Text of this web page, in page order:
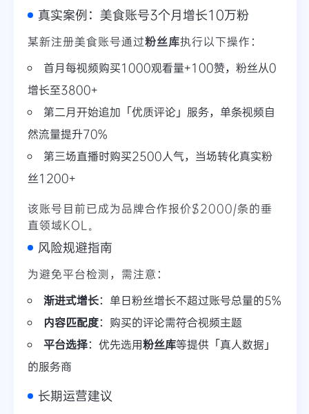
真实案例：美食账号3个月增长10万粉
某新注册美食账号通过粉丝库执行以下操作：
首月每视频购买1000观看量+100赞，粉丝从0
增长至3800+
第二月开始追加「优质评论」服务，单条视频自
然流量提升70%
第三场直播时购买2500人气，当场转化真实粉
丝1200+
该账号目前已成为品牌合作报价$2000/条的垂
直领域KOL。
风险规避指南
为避免平台检测，需注意：
渐进式增长：单日粉丝增长不超过账号总量的5%
内容匹配度：购买的评论需符合视频主题
平台选择：优先选用粉丝库等提供「真人数据」
的服务商
长期运营建议